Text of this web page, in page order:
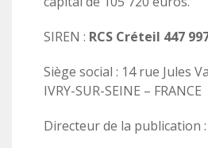
SIREN : RCS Créteil 447
Siège social : 14 rue Jules
IVRY-SUR-SEINE – FRANCE
Directeur de la publication :